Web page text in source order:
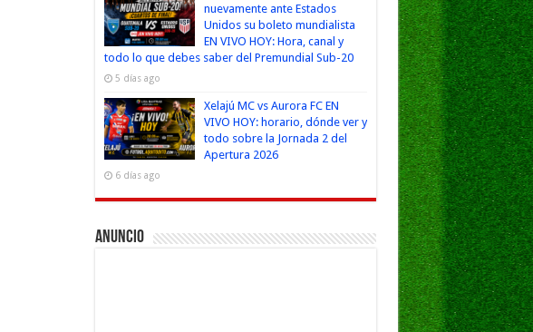
nuevamente ante Estados
Unidos su boleto mundialista
EN VIVO HOY: Hora, canal y
todo lo que debes saber del Premundial Sub-20
5 días ago
Xelajú MC vs Aurora FC EN
VIVO HOY: horario, dónde ver y
todo sobre la Jornada 2 del
Apertura 2026
6 días ago
Anuncio